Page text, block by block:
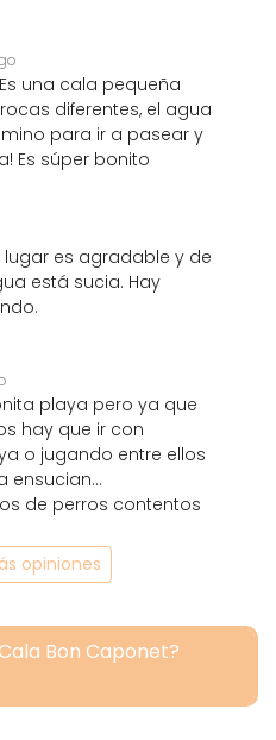
Es una cala pequeña
diferentes, el agua
para ir a pasear y
Es súper bonito
lugar es agradable y de
está sucia. Hay
playa pero ya que
hay que ir con
o jugando entre ellos
ensucian...
de perros contentos
opiniones
Bon Caponet?